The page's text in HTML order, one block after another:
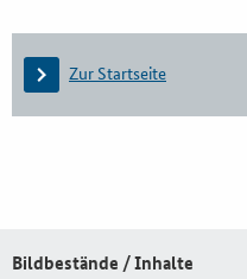
Zur Startseite
Bildbestände / Inhalte